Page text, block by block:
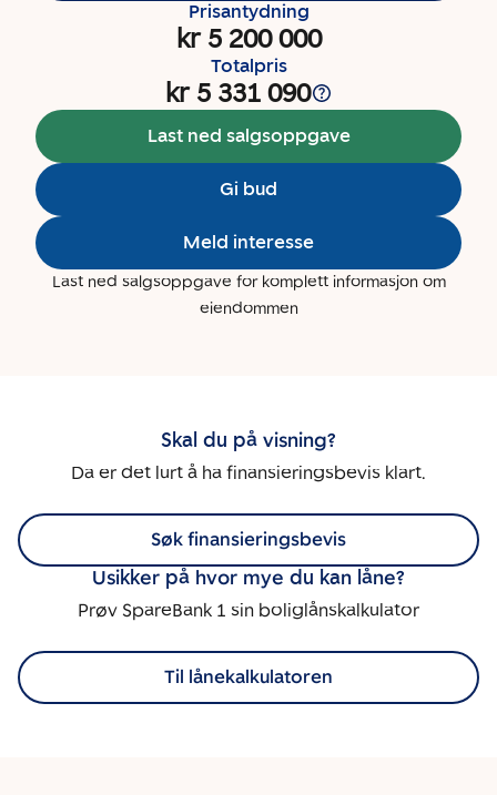
Prisantydning
kr 5 200 000
Totalpris
kr 5 331 090
Last ned salgsoppgave
Gi bud
Meld interesse
Last ned salgsoppgave for komplett informasjon om
eiendommen
Skal du på visning?
Da er det lurt å ha finansieringsbevis klart.
Søk finansieringsbevis
Usikker på hvor mye du kan låne?
Prøv SpareBank 1 sin boliglånskalkulator
Til lånekalkulatoren